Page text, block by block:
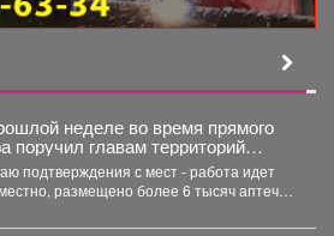
неделе во время прямого
поручил главам территорий
готовность укрытий и
общественные места
подтверждения с мест - работа идет
размещено более 6 тысяч аптечек